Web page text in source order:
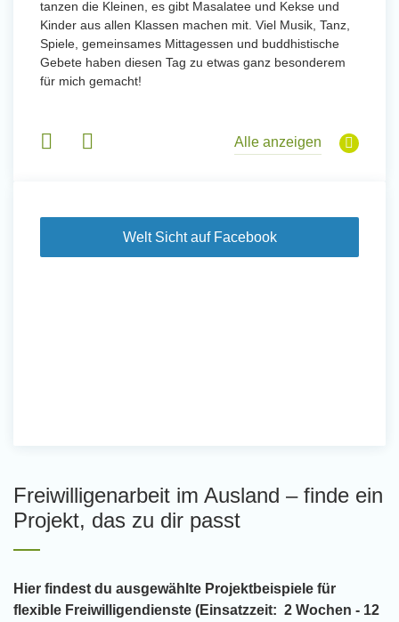
tanzen die Kleinen, es gibt Masalatee und Kekse und
Kinder aus allen Klassen machen mit. Viel Musik, Tanz,
Spiele, gemeinsames Mittagessen und buddhistische
Gebete haben diesen Tag zu etwas ganz besonderem
für mich gemacht!
Alle anzeigen
Welt Sicht auf Facebook
Freiwilligenarbeit im Ausland – finde ein
Projekt, das zu dir passt
Hier findest du ausgewählte Projektbeispiele für
flexible Freiwilligendienste (Einsatzzeit: 2 Wochen - 12